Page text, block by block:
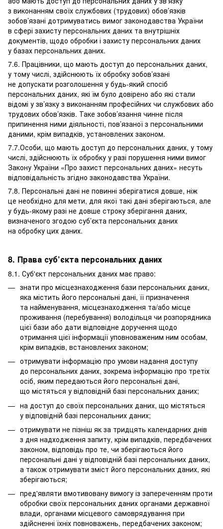
з виконанням своїх службових (трудових) обов’язків
зобов’язані дотримуватись вимог законодавства України
в сфері захисту персональних даних та внутрішніх
документів, щодо обробки і захисту персональних даних
у базах персональних даних.
7.6. Працівники, що мають доступ до персональних даних,
у тому числі, здійснюють їх обробку зобов’язані
не допускати розголошення у будь-який спосіб
персональних даних, які їм було довірено або які стали
відомі у зв’язку з виконанням професійних чи службових або
трудових обов’язків. Таке зобов’язання чинне після
припинення ними діяльності, пов’язаної з персональними
даними, крім випадків, установлених законом.
7.7.Особи, що мають доступ до персональних даних, у тому
числі, здійснюють їх обробку у разі порушення ними вимог
Закону України «Про захист персональних даних» несуть
відповідальність згідно законодавства України.
7.8. Персональні дані не повинні зберігатися довше, ніж
це необхідно для мети, для якої такі дані зберігаються, але
у будь-якому разі не довше строку зберігання даних,
визначеного згодою суб’єкта персональних даних
на обробку цих даних.
8. Права суб’єкта персональних даних
8.1. Суб'єкт персональних даних має право:
знати про місцезнаходження бази персональних даних,
яка містить його персональні дані, її призначення
та найменування, місцезнаходження та/або місце
проживання (перебування) володільця чи розпорядника
цієї бази або дати відповідне доручення щодо
отримання цієї інформації уповноваженим ним особам,
крім випадків, встановлених законом;
отримувати інформацію про умови надання доступу
до персональних даних, зокрема інформацію про третіх
осіб, яким передаються його персональні дані,
що містяться у відповідній базі персональних даних;
на доступ до своїх персональних даних, що містяться
у відповідній базі персональних даних;
отримувати не пізніш як за тридцять календарних днів
з дня надходження запиту, крім випадків, передбачених
законом, відповідь про те, чи зберігаються його
персональні дані у відповідній базі персональних даних,
а також отримувати зміст його персональних даних, які
зберігаються;
пред'являти вмотивовану вимогу із запереченням проти
обробки своїх персональних даних органами державної
влади, органами місцевого самоврядування при
здійсненні їхніх повноважень, передбачених законом;